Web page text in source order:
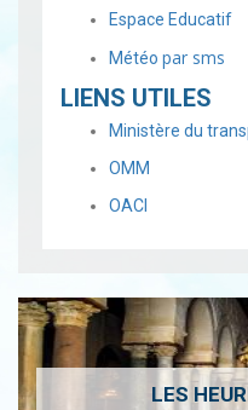
Espace Educatif
Météo par sms
LIENS UTILES
Ministère du
OMM
OACI
LES